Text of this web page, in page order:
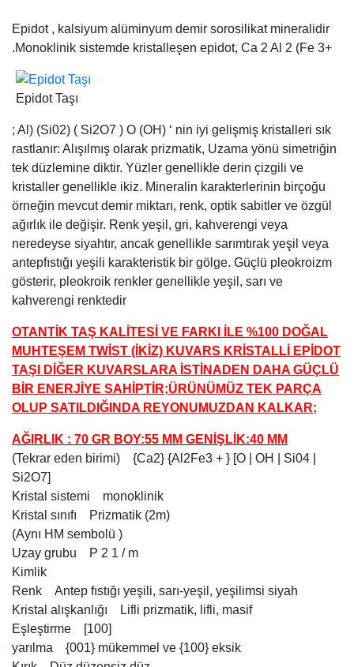
Epidot , kalsiyum alüminyum demir sorosilikat mineralidir
.Monoklinik sistemde kristalleşen epidot, Ca 2 Al 2 (Fe 3+
Epidot Taşı
; Al) (Si02) ( Si2O7 ) O (OH) ‘ nin iyi gelişmiş kristalleri sık
rastlanır: Alışılmış olarak prizmatik, Uzama yönü simetriğin
tek düzlemine diktir. Yüzler genellikle derin çizgili ve
kristaller genellikle ikiz. Mineralin karakterlerinin birçoğu
örneğin mevcut demir miktarı, renk, optik sabitler ve özgül
ağırlık ile değişir. Renk yeşil, gri, kahverengi veya
neredeyse siyahtır, ancak genellikle sarımtırak yeşil veya
antepfıstığı yeşili karakteristik bir gölge. Güçlü pleokroizm
gösterir, pleokroik renkler genellikle yeşil, sarı ve
kahverengi renktedir
OTANTİK TAŞ KALİTESİ VE FARKI İLE %100 DOĞAL
MUHTEŞEM TWİST (İKİZ) KUVARS KRİSTALLİ EPİDOT
TAŞI DİĞER KUVARSLARA İSTİNADEN DAHA GÜÇLÜ
BİR ENERJİYE SAHİPTİR;ÜRÜNÜMÜZ TEK PARÇA
OLUP SATILDIĞINDA REYONUMUZDAN KALKAR;
AĞIRLIK : 70 GR BOY:55 MM GENİŞLİK:40 MM
(Tekrar eden birimi) {Ca2} {Al2Fe3 + } [O | OH | Si04 |
Si2O7]
Kristal sistemi monoklinik
Kristal sınıfı Prizmatik (2m)
(Aynı HM sembolü )
Uzay grubu P 2 1 / m
Kimlik
Renk Antep fıstığı yeşili, sarı-yeşil, yeşilimsi siyah
Kristal alışkanlığı Lifli prizmatik, lifli, masif
Eşleştirme [100]
yarılma {001} mükemmel ve {100} eksik